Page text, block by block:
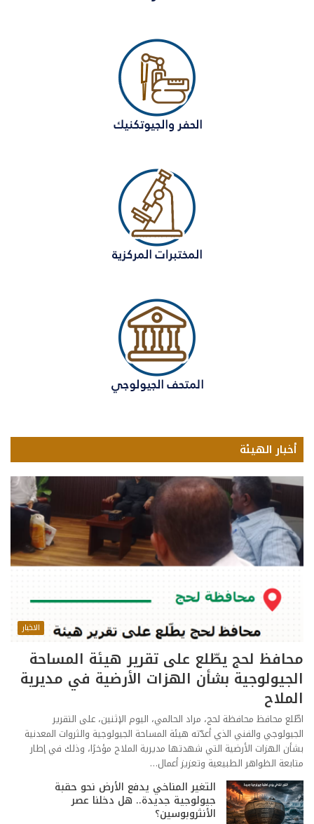
أخبار الهيئة
الاخبار
محافظ لحج يطّلع على تقرير هيئة المساحة
الجيولوجية بشأن الهزات الأرضية في مديرية
الملاح
اطّلع محافظ محافظة لحج، مراد الحالمي، اليوم الإثنين، على التقرير
الجيولوجي والفني الذي أعدّته هيئة المساحة الجيولوجية والثروات المعدنية
بشأن الهزات الأرضية التي شهدتها مديرية الملاح مؤخرًا، وذلك في إطار
متابعة الظواهر الطبيعية وتعزيز أعمال…
التغير المناخي يدفع الأرض نحو حقبة
جيولوجية جديدة.. هل دخلنا عصر
الأنثروبوسين؟